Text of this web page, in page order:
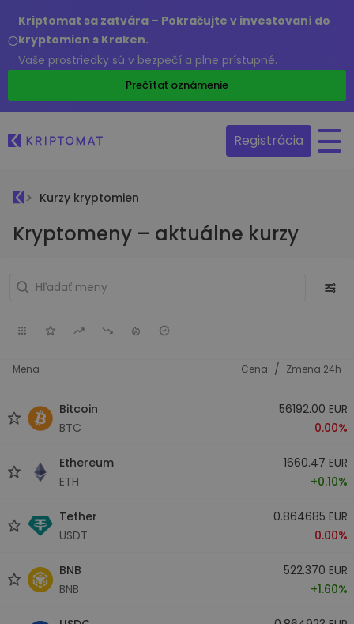
Kriptomat sa zatvára – Pokračujte v investovaní do
kryptomien s Kraken.
Vaše prostriedky sú v bezpečí a plne prístupné.
Prečítať oznámenie
Registrácia
Kurzy kryptomien
Kryptomeny – aktuálne kurzy
Mena Cena / Zmena 24h
Bitcoin
BTC
56192.00 EUR
0.00%
Ethereum
ETH
1660.47 EUR
+0.10%
Tether
USDT
0.864685 EUR
0.00%
BNB
BNB
522.370 EUR
+1.60%